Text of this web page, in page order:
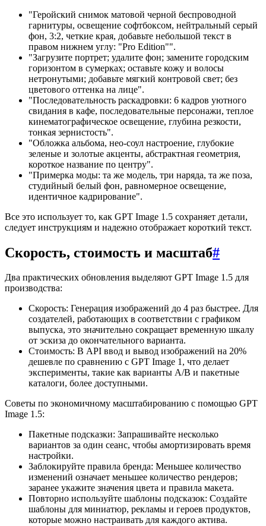
"Геройский снимок матовой черной беспроводной
гарнитуры, освещение софтбоксом, нейтральный серый
фон, 3:2, четкие края, добавьте небольшой текст в
правом нижнем углу: "Pro Edition"".
"Загрузите портрет; удалите фон; замените городским
горизонтом в сумерках; оставьте кожу и волосы
нетронутыми; добавьте мягкий контровой свет; без
цветового оттенка на лице".
"Последовательность раскадровки: 6 кадров уютного
свидания в кафе, последовательные персонажи, теплое
кинематографическое освещение, глубина резкости,
тонкая зернистость".
"Обложка альбома, нео-соул настроение, глубокие
зеленые и золотые акценты, абстрактная геометрия,
короткое название по центру".
"Примерка моды: та же модель, три наряда, та же поза,
студийный белый фон, равномерное освещение,
идентичное кадрирование".
Все это использует то, как GPT Image 1.5 сохраняет детали,
следует инструкциям и надежно отображает короткий текст.
Скорость, стоимость и масштаб#
Два практических обновления выделяют GPT Image 1.5 для
производства:
Скорость: Генерация изображений до 4 раз быстрее. Для
создателей, работающих в соответствии с графиком
выпуска, это значительно сокращает временную шкалу
от эскиза до окончательного варианта.
Стоимость: В API ввод и вывод изображений на 20%
дешевле по сравнению с GPT Image 1, что делает
эксперименты, такие как варианты A/B и пакетные
каталоги, более доступными.
Советы по экономичному масштабированию с помощью GPT
Image 1.5:
Пакетные подсказки: Запрашивайте несколько
вариантов за один сеанс, чтобы амортизировать время
настройки.
Заблокируйте правила бренда: Меньшее количество
изменений означает меньшее количество рендеров;
заранее укажите значения цвета и правила макета.
Повторно используйте шаблоны подсказок: Создайте
шаблоны для миниатюр, рекламы и героев продуктов,
которые можно настраивать для каждого актива.